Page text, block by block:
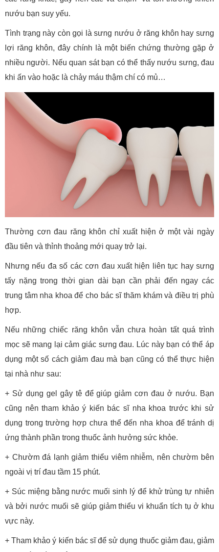
nướu bạn suy yếu.
Tình trạng này còn gọi là sưng nướu ở răng khôn hay sưng
lợi răng khôn, đây chính là một biến chứng thường gặp ở
nhiều người. Nếu quan sát bạn có thể thấy nướu sưng, đau
khi ấn vào hoặc là chảy máu thậm chí có mủ…
Thường cơn đau răng khôn chỉ xuất hiện ở một vài ngày
đầu tiên và thỉnh thoảng mới quay trở lại.
Nhưng nếu đa số các cơn đau xuất hiện liên tục hay sưng
tấy nặng trong thời gian dài bạn cần phải đến ngay các
trung tâm nha khoa để cho bác sĩ thăm khám và điều trị phù
hợp.
Nếu những chiếc răng khôn vẫn chưa hoàn tất quá trình
mọc sẽ mang lại cảm giác sưng đau. Lúc này bạn có thể áp
dụng một số cách giảm đau mà bạn cũng có thể thực hiện
tại nhà như sau:
+ Sử dụng gel gây tê để giúp giảm cơn đau ở nướu. Bạn
cũng nên tham khảo ý kiến bác sĩ nha khoa trước khi sử
dụng trong trường hợp chưa thể đến nha khoa để tránh dị
ứng thành phần trong thuốc ảnh hưởng sức khỏe.
+ Chườm đá lạnh giảm thiểu viêm nhiễm, nên chườm bên
ngoài vị trí đau tầm 15 phút.
+ Súc miệng bằng nước muối sinh lý để khử trùng tự nhiên
và bởi nước muối sẽ giúp giảm thiểu vi khuẩn tích tụ ở khu
vực này.
+ Tham khảo ý kiến bác sĩ để sử dụng thuốc giảm đau, giảm